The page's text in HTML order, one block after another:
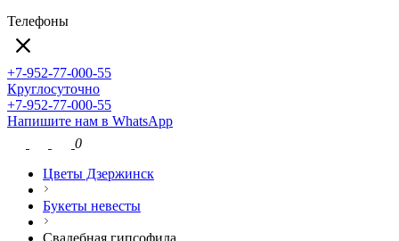
Телефоны
+7-952-77-000-55
Круглосуточно
+7-952-77-000-55
Напишите нам в WhatsApp
0
Цветы Дзержинск
Букеты невесты